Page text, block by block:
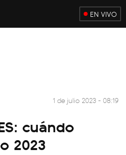
EN VIVO
1 de julio 2023 - 08:19
cuándo
2023